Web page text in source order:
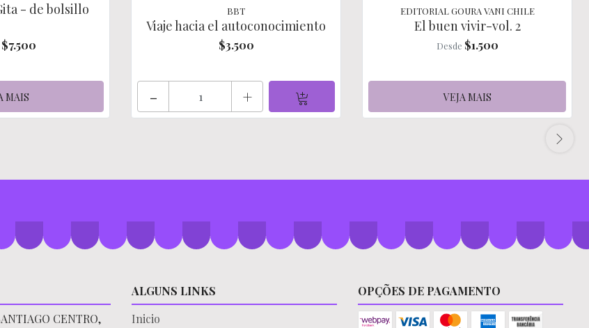
- de bolsillo
$7.500
MAIS
BBT
Viaje hacia el autoconocimiento
$3.500
- +
EDITORIAL GOURA VANI CHILE
El buen vivir-vol. 2
Desde $1.500
VEJA MAIS
CENTRO,
ALGUNS LINKS
Inicio
OPÇÕES DE PAGAMENTO